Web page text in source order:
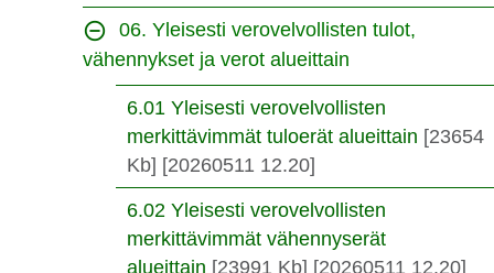
06. Yleisesti verovelvollisten tulot,
vähennykset ja verot alueittain
6.01 Yleisesti verovelvollisten
merkittävimmät tuloerät alueittain [23654
Kb] [20260511 12.20]
6.02 Yleisesti verovelvollisten
merkittävimmät vähennyserät
alueittain [23991 Kb] [20260511 12.20]